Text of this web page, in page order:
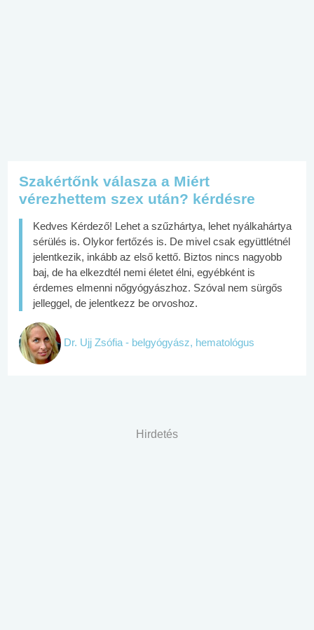
Szakértőnk válasza a Miért
vérezhettem szex után? kérdésre
Kedves Kérdező! Lehet a szűzhártya, lehet nyálkahártya
sérülés is. Olykor fertőzés is. De mivel csak együttlétnél
jelentkezik, inkább az első kettő. Biztos nincs nagyobb
baj, de ha elkezdtél nemi életet élni, egyébként is
érdemes elmenni nőgyógyászhoz. Szóval nem sürgős
jelleggel, de jelentkezz be orvoshoz.
Dr. Ujj Zsófia - belgyógyász, hematológus
Hirdetés